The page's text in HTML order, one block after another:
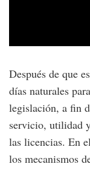
Después de que
días naturales
legislación, a fin
servicio, utilidad
las licencias. En
los mecanismos